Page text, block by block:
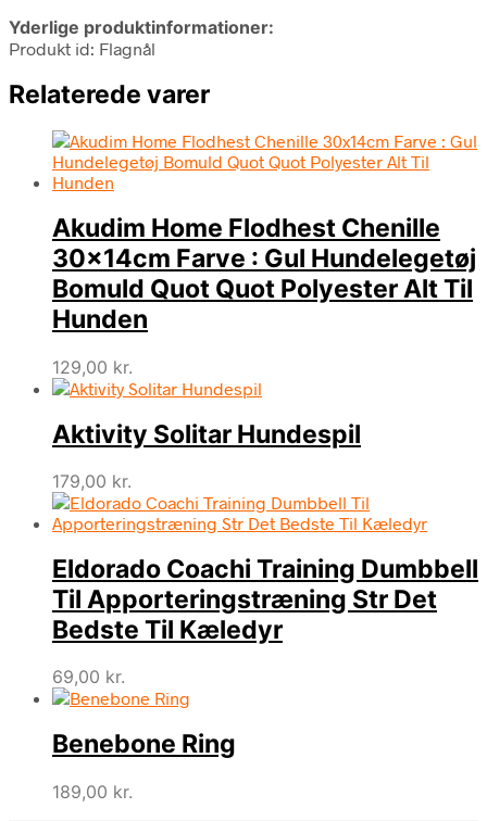
Yderlige produktinformationer:
Produkt id: Flagnål
Relaterede varer
Akudim Home Flodhest Chenille
30x14cm Farve : Gul Hundelegetøj
Bomuld Quot Quot Polyester Alt Til
Hunden
129,00 kr.
Aktivity Solitar Hundespil
179,00 kr.
Eldorado Coachi Training Dumbbell
Til Apporteringstræning Str Det
Bedste Til Kæledyr
69,00 kr.
Benebone Ring
189,00 kr.